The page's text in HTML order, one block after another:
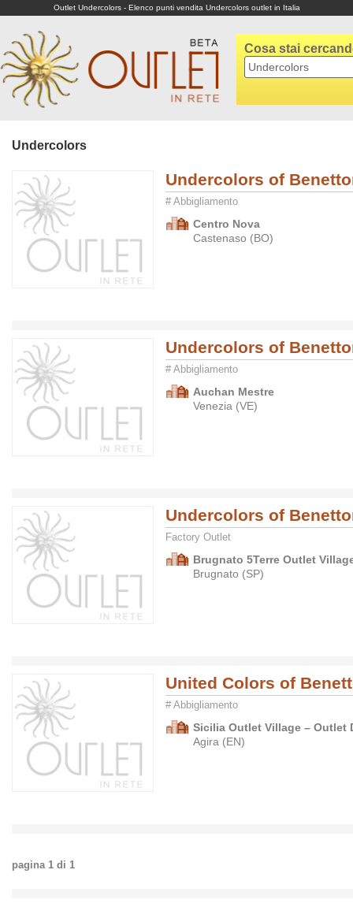
Outlet Undercolors - Elenco punti vendita Undercolors outlet in Italia
Cosa stai
Undercolors
Undercolors of
# Abbigliamento
Centro Nova
Castenaso (BO)
Undercolors of
# Abbigliamento
Auchan Mestre
Venezia (VE)
Undercolors of
Factory Outlet
Brugnato 5Terre Outlet
Brugnato (SP)
United Colors of
# Abbigliamento
Sicilia Outlet Village – Outlet
Agira (EN)
pagina 1 di 1